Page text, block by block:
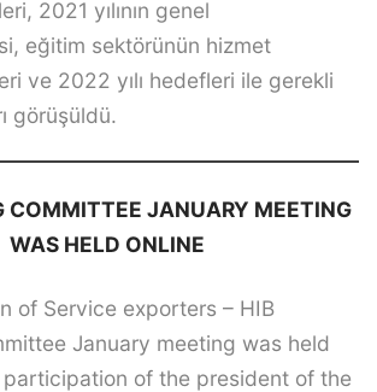
2021 yılının genel
eğitim sektörünün hizmet
ve 2022 yılı hedefleri ile gerekli
görüşüldü.
COMMITTEE JANUARY MEETING
WAS HELD ONLINE
of Service exporters – HIB
January meeting was held
of the president of the